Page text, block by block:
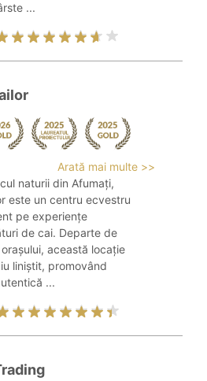
...
Arată mai multe >>
naturii din Afumați,
este un centru ecvestru
pe experiențe
de cai. Departe de
această locație
liniștit, promovând
...